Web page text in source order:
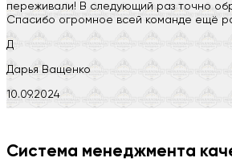
переживали! В следующий раз точно
Спасибо огромное всей команде ещё
Д
Дарья Ващенко
10.09.2024
H
Система менеджмента